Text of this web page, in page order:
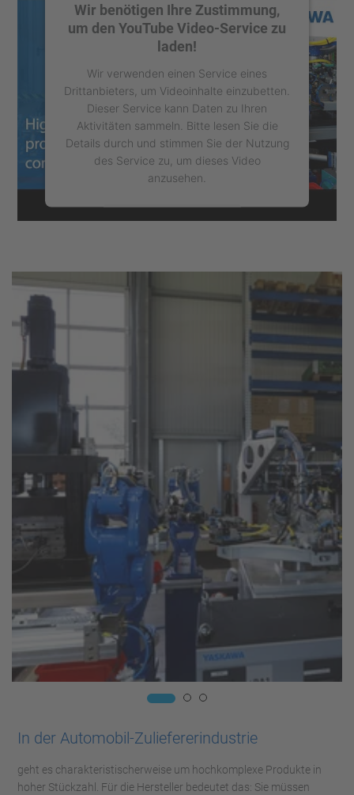
Wir benötigen Ihre Zustimmung,
um den YouTube Video-Service zu
laden!
Wir verwenden einen Service eines
Drittanbieters, um Videoinhalte einzubetten.
Dieser Service kann Daten zu Ihren
Aktivitäten sammeln. Bitte lesen Sie die
Details durch und stimmen Sie der Nutzung
des Service zu, um dieses Video
anzusehen.
Mehr Informationen
powered by
Usercentrics Consent
In der Automobil-Zuliefererindustrie
geht es charakteristischerweise um hochkomplexe Produkte in
hoher Stückzahl. Für die Hersteller bedeutet das: Sie müssen